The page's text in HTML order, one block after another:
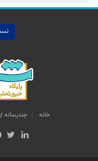
خانه چندرسانه